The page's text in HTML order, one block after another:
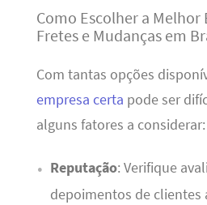
Como Escolher a Melhor
Fretes e Mudanças em
Com tantas opções
empresa certa pode ser
alguns fatores a considerar:
Reputação: Verifique
depoimentos de clientes